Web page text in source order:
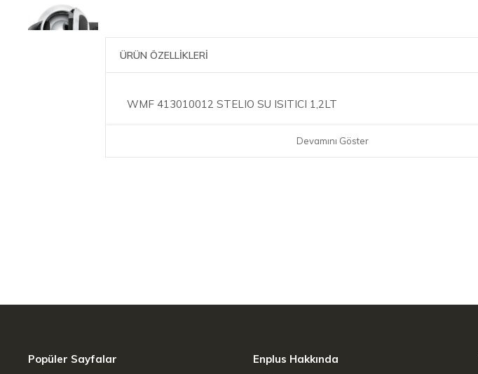
ÜRÜN ÖZELLİKLERİ
WMF 413010012 STELIO SU ISITICI 1,2LT
Devamını Göster
Popüler Sayfalar Enplus Hakkında